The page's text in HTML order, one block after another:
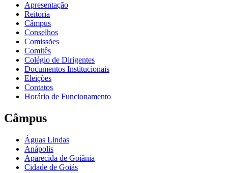
Apresentação
Reitoria
Câmpus
Conselhos
Comissões
Comitês
Colégio de Dirigentes
Documentos Institucionais
Eleições
Contatos
Horário de Funcionamento
Câmpus
Águas Lindas
Anápolis
Aparecida de Goiânia
Cidade de Goiás